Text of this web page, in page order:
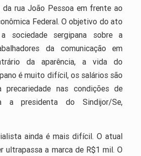
da rua João Pessoa em frente ao
Federal. O objetivo do ato
sociedade sergipana sobre a
da comunicação em
da aparência, a vida do
é muito difícil, os salários são
nas condições de
a presidenta do Sindijor/Se,
ainda é mais difícil. O atual
ultrapassa a marca de R$1 mil. O